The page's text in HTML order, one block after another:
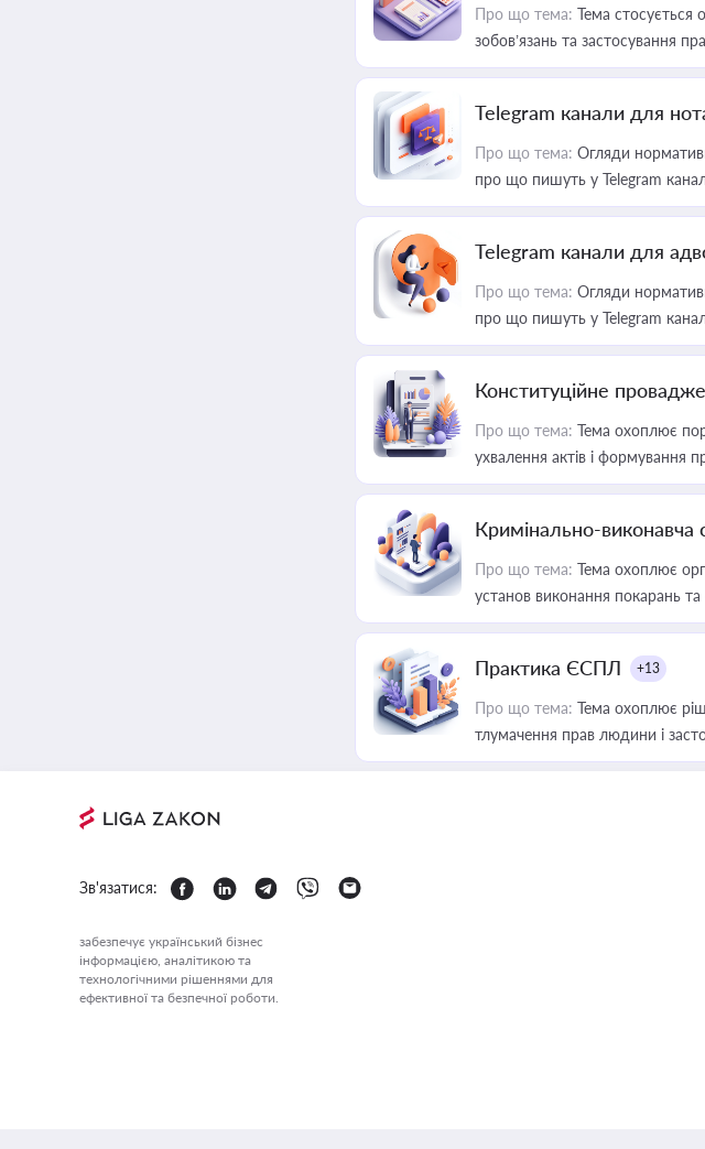
Про що тема: Тема стосується
зобов’язань та застосування
Telegram канали для
Про що тема: Огляди
про що пишуть у Telegram
Telegram канали для
Про що тема: Огляди
про що пишуть у Telegram
Конституційне
Про що тема: Тема охоплює
ухвалення актів і формування
Кримінально-виконавча
Про що тема: Тема охоплює
установ виконання покарань та
Практика ЄСПЛ +13
Про що тема: Тема охоплює
тлумачення прав людини і
Зв'язатися:
забезпечує український бізнес
інформацією, аналітикою та
технологічними рішеннями для
ефективної та безпечної роботи.